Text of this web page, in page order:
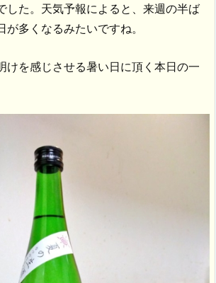
した。天気予報によると、来週の半ば
多くなるみたいですね。
けを感じさせる暑い日に頂く本日の一